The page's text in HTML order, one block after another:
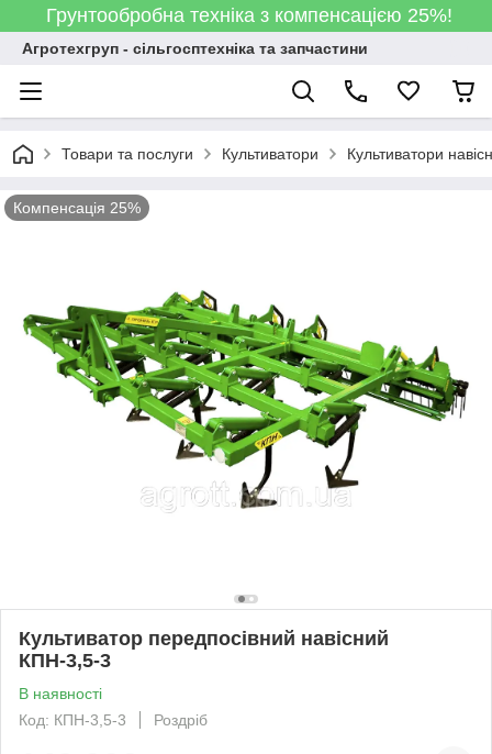
Грунтообробна техніка з компенсацією 25%!
Агротехгруп - сільгосптехніка та запчастини
Товари та послуги Культиватори Культиватори
Компенсація 25%
Культиватор передпосівний навісний
КПН-3,5-3
В наявності
Код: КПН-3,5-3
Роздріб